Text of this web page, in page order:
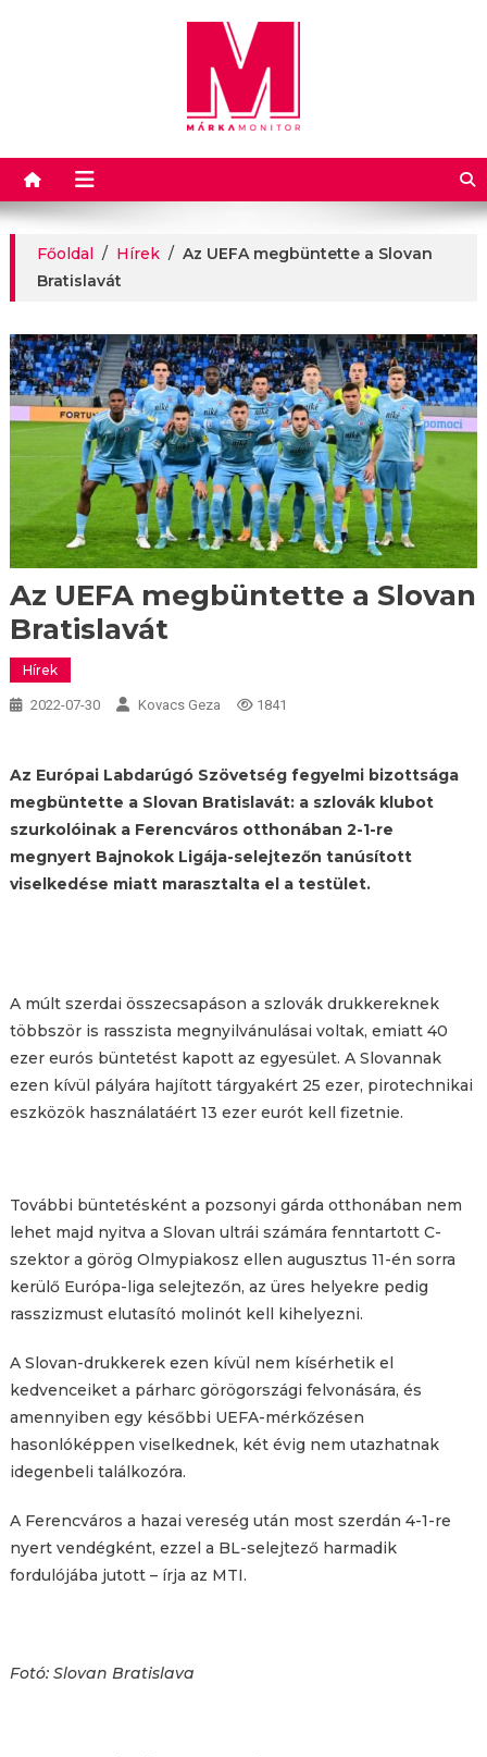
Márkamonitor
Főoldal / Hírek / Az UEFA megbüntette a Slovan
Bratislavát
Az UEFA megbüntette a Slovan
Bratislavát
Hírek
2022-07-30 Kovacs Geza 1841
Az Európai Labdarúgó Szövetség fegyelmi bizottsága
megbüntette a Slovan Bratislavát: a szlovák klubot
szurkolóinak a Ferencváros otthonában 2-1-re
megnyert Bajnokok Ligája-selejtezőn tanúsított
viselkedése miatt marasztalta el a testület.
A múlt szerdai összecsapáson a szlovák drukkereknek
többször is rasszista megnyilvánulásai voltak, emiatt 40
ezer eurós büntetést kapott az egyesület. A Slovannak
ezen kívül pályára hajított tárgyakért 25 ezer, pirotechnikai
eszközök használatáért 13 ezer eurót kell fizetnie.
További büntetésként a pozsonyi gárda otthonában nem
lehet majd nyitva a Slovan ultrái számára fenntartott C-
szektor a görög Olmypiakosz ellen augusztus 11-én sorra
kerülő Európa-liga selejtezőn, az üres helyekre pedig
rasszizmust elutasító molinót kell kihelyezni.
A Slovan-drukkerek ezen kívül nem kísérhetik el
kedvenceiket a párharc görögországi felvonására, és
amennyiben egy későbbi UEFA-mérkőzésen
hasonlóképpen viselkednek, két évig nem utazhatnak
idegenbeli találkozóra.
A Ferencváros a hazai vereség után most szerdán 4-1-re
nyert vendégként, ezzel a BL-selejtező harmadik
fordulójába jutott – írja az MTI.
Fotó: Slovan Bratislava